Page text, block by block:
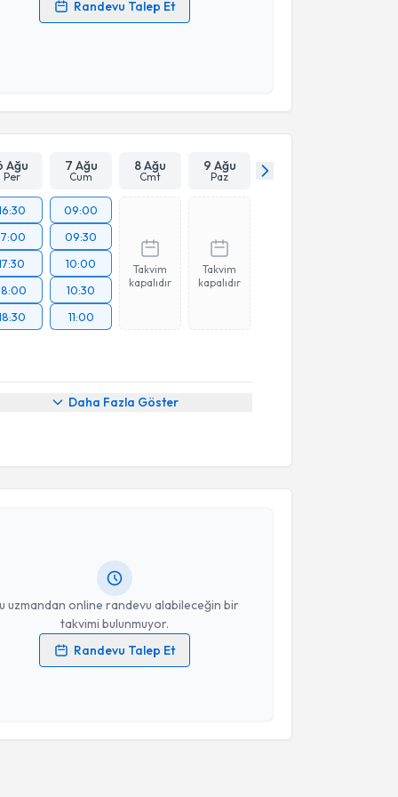
Randevu Talep Et
verilerimin işlenmesine ilişkinAydınlatma Metni
Takvim Talebini Gönder
Ağu
Per
7 Ağu
Cum
8 Ağu
Cmt
9 Ağu
Paz
09:00
09:30
10:00
10:30
11:00
Takvim
kapalıdır
Takvim
kapalıdır
Daha Fazla Göster
uzmandan online randevu alabileceğin bir
takvimi bulunmuyor.
Randevu Talep Et
Talebi
Atmaca
verilerimin işlenmesine ilişkinAydınlatma Metni